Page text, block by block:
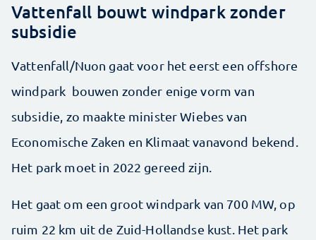
Vattenfall bouwt windpark zonder
subsidie
Vattenfall/Nuon gaat voor het eerst een offshore
windpark bouwen zonder enige vorm van
subsidie, zo maakte minister Wiebes van
Economische Zaken en Klimaat vanavond bekend.
Het park moet in 2022 gereed zijn.
Het gaat om een groot windpark van 700 MW, op
ruim 22 km uit de Zuid-Hollandse kust. Het park